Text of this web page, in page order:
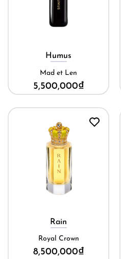
Humus
Mad et Len
5,500,000₫
Rain
Royal Crown
8,500,000₫